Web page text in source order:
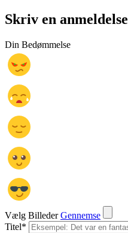
Skriv en anmeldelse
Din Bedømmelse
Vælg Billeder Gennemse
Titel*